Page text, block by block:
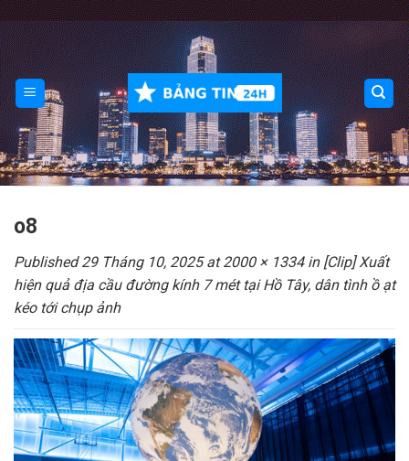
Skip
to
content
o8
Published29 Tháng 10, 2025at2000 × 1334in [Clip] Xuất
hiện quả địa cầu đường kính 7 mét tại Hồ Tây, dân tình ồ ạt
kéo tới chụp ảnh